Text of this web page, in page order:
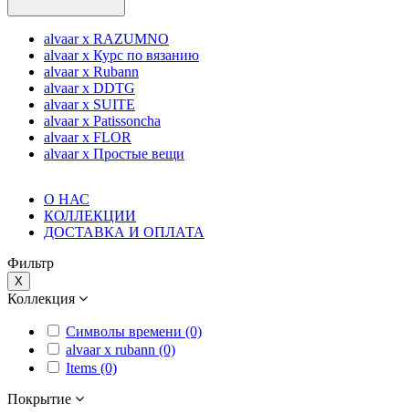
alvaar x RAZUMNO
alvaar x Курс по вязанию
alvaar x Rubann
alvaar x DDTG
alvaar x SUITE
alvaar x Patissoncha
alvaar x FLOR
alvaar x Простые вещи
О НАС
КОЛЛЕКЦИИ
ДОСТАВКА И ОПЛАТА
Фильтр
X
Коллекция
Символы времени (0)
alvaar x rubann (0)
Items (0)
Покрытие